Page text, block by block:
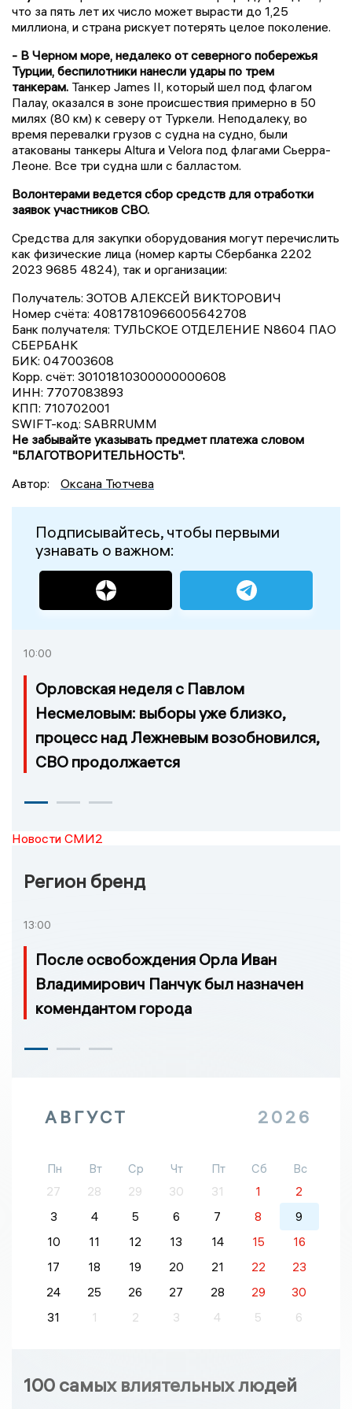
что за пять лет их число может вырасти до 1,25
миллиона, и страна рискует потерять целое поколение.
- В Черном море, недалеко от северного побережья
Турции, беспилотники нанесли удары по трем
танкерам. Танкер James II, который шел под флагом
Палау, оказался в зоне происшествия примерно в 50
милях (80 км) к северу от Туркели. Неподалеку, во
время перевалки грузов с судна на судно, были
атакованы танкеры Altura и Velora под флагами Сьерра-
Леоне. Все три судна шли с балластом.
Волонтерами ведется сбор средств для отработки
заявок участников СВО.
Средства для закупки оборудования могут перечислить
как физические лица (номер карты Сбербанка 2202
2023 9685 4824), так и организации:
Получатель: ЗОТОВ АЛЕКСЕЙ ВИКТОРОВИЧ
Номер счёта: 40817810966005642708
Банк получателя: ТУЛЬСКОЕ ОТДЕЛЕНИЕ N8604 ПАО
СБЕРБАНК
БИК: 047003608
Корр. счёт: 30101810300000000608
ИНН: 7707083893
КПП: 710702001
SWIFT-код: SABRRUMM
Не забывайте указывать предмет платежа словом
"БЛАГОТВОРИТЕЛЬНОСТЬ".
Автор:
Оксана Тютчева
Подписывайтесь, чтобы первыми
узнавать о важном:
10:00
Орловская неделя с Павлом
Несмеловым: выборы уже близко,
процесс над Лежневым возобновился,
СВО продолжается
Новости СМИ2
Регион бренд
13:00
После освобождения Орла Иван
Владимирович Панчук был назначен
комендантом города
АВГУСТ 2026
Пн Вт Ср Чт Пт Сб
Вс
27
28 29 30 31 1
2
3
4 5 6 7 8
9
10
11 12 13 14 15
16
17
18 19 20 21 22
23
24
25 26 27 28 29
30
31
1 2 3 4 5 6
100 самых влиятельных людей